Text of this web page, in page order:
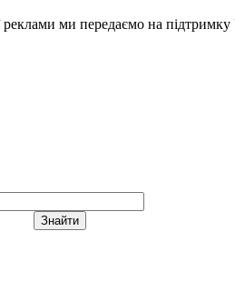
реклами ми передаємо на підтримку